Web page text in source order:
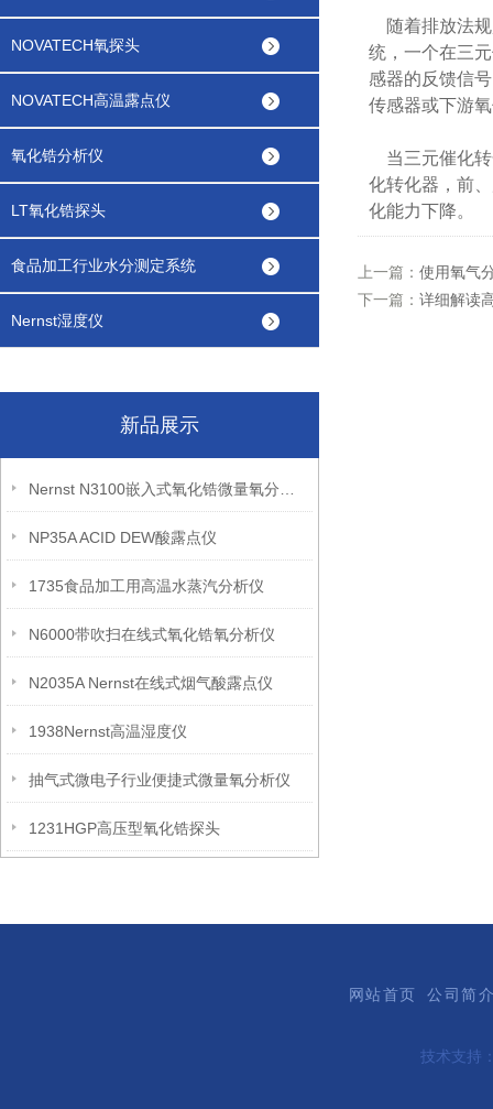
NOVATECH氧探头
NOVATECH高温露点仪
氧化锆分析仪
LT氧化锆探头
食品加工行业水分测定系统
Nernst湿度仪
新品展示
NP35A ACID DEW酸露点仪
1735食品加工用高温水蒸汽分析仪
N6000带吹扫在线式氧化锆氧分析仪
N2035A Nernst在线式烟气酸露点仪
1938Nernst高温湿度仪
抽气式微电子行业便捷式微量氧分析仪
1231HGP高压型氧化锆探头
随着排放法规
统，一个在三
感器的反馈信
传感器或下游
当三元催化转
化转化器，前
化能力下降。
上一篇： 使用氧气
下一篇： 详细解读
网站首页 公司简
技术支持